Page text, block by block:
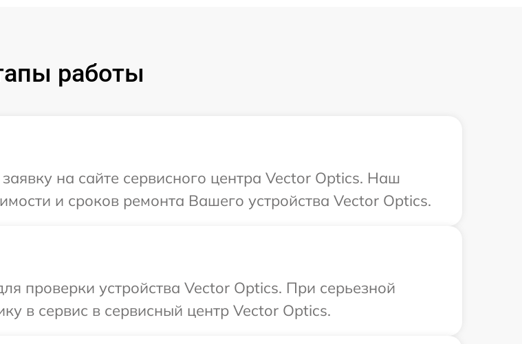
работы
на сайте сервисного центра Vector Optics. Наш
и сроков ремонта Вашего устройства Vector Optics.
проверки устройства Vector Optics. При серьезной
в сервис в сервисный центр Vector Optics.